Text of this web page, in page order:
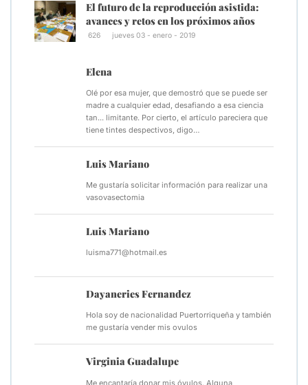
El futuro de la reproducción asistida:
avances y retos en los próximos años
626 jueves 03 - enero - 2019
Elena
Olé por esa mujer, que demostró que se puede ser
madre a cualquier edad, desafiando a esa ciencia
tan... limitante. Por cierto, el artículo pareciera que
tiene tintes despectivos, digo…
Luis Mariano
Me gustaría solicitar información para realizar una
vasovasectomia
Luis Mariano
luisma771@hotmail.es
Dayaneries Fernandez
Hola soy de nacionalidad Puertorriqueña y también
me gustaría vender mis ovulos
Virginia Guadalupe
Me encantaría donar mis óvulos. Alguna